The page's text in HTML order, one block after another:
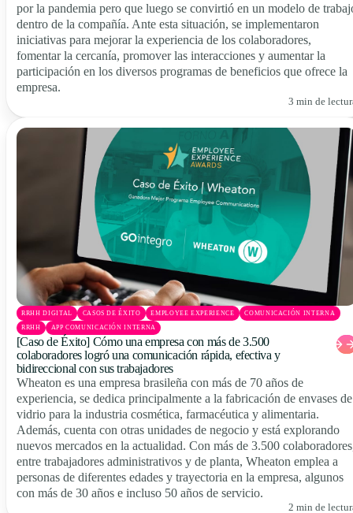
por la pandemia pero que luego se convirtió en un modelo de
dentro de la compañía. Ante esta situación, se implementaron
iniciativas para mejorar la experiencia de los colaboradores,
fomentar la cercanía, promover las interacciones y aumentar la
participación en los diversos programas de beneficios que ofrece la
empresa.
3 min de
RRHH DIGITAL CASOS DE ÉXITO EMPLOYEE EXPERIENCE COMUNICACIÓN INTERNA
RRHH APP COMUNICACIÓN INTERNA
[Caso de Éxito] Cómo una empresa con más de 3.500
colaboradores logró una comunicación rápida, efectiva y
bidireccional con sus trabajadores
Wheaton es una empresa brasileña con más de 70 años de
experiencia, se dedica principalmente a la fabricación de envases de
vidrio para la industria cosmética, farmacéutica y alimentaria.
Además, cuenta con otras unidades de negocio y está explorando
nuevos mercados en la actualidad. Con más de 3.500
entre trabajadores administrativos y de planta, Wheaton emplea a
personas de diferentes edades y trayectoria en la empresa, algunos
con más de 30 años e incluso 50 años de servicio.
2 min de